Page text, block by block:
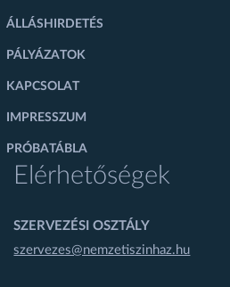
ÁLLÁSHIRDETÉS
PÁLYÁZATOK
KAPCSOLAT
IMPRESSZUM
PRÓBATÁBLA
Elérhetőségek
SZERVEZÉSI OSZTÁLY
szervezes@nemzetiszinhaz.hu